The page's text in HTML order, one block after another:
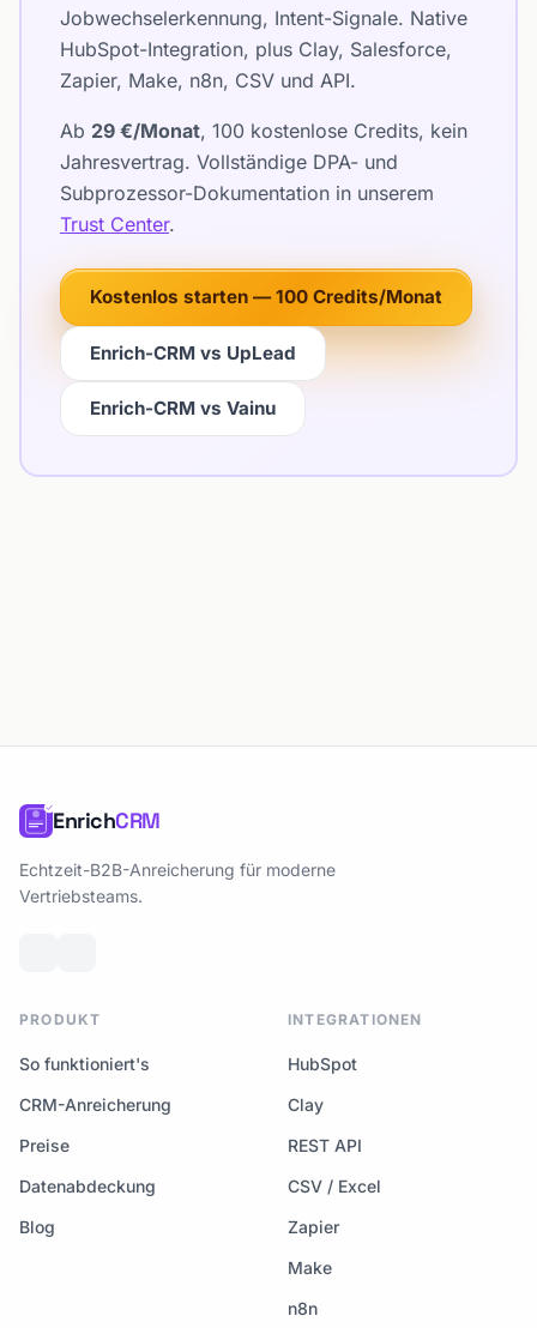
Jobwechselerkennung, Intent-Signale. Native
HubSpot-Integration, plus Clay, Salesforce,
Zapier, Make, n8n, CSV und API.
Ab 29 €/Monat, 100 kostenlose Credits, kein
Jahresvertrag. Vollständige DPA- und
Subprozessor-Dokumentation in unserem
Trust Center.
Kostenlos starten — 100 Credits/Monat
Enrich-CRM vs UpLead
Enrich-CRM vs Vainu
EnrichCRM
Echtzeit-B2B-Anreicherung für moderne
Vertriebsteams.
PRODUKT
So funktioniert's
CRM-Anreicherung
Preise
Datenabdeckung
Blog
INTEGRATIONEN
HubSpot
Clay
REST API
CSV / Excel
Zapier
Make
n8n